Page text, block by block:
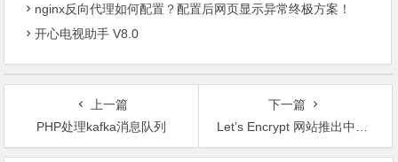
nginx反向代理如何配置？配置后网页显示异常终极方案！
开心电视助手 V8.0
上一篇
PHP处理kafka消息队列
下一篇
Let’s Encrypt 网站推出中文版